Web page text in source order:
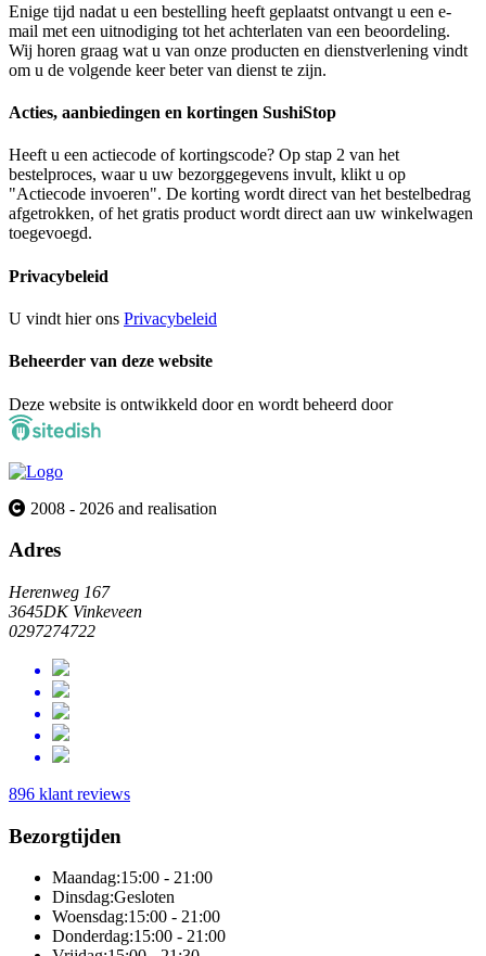
Enige tijd nadat u een bestelling heeft geplaatst ontvangt u een e-
mail met een uitnodiging tot het achterlaten van een beoordeling.
Wij horen graag wat u van onze producten en dienstverlening vindt
om u de volgende keer beter van dienst te zijn.
Acties, aanbiedingen en kortingen SushiStop
Heeft u een actiecode of kortingscode? Op stap 2 van het
bestelproces, waar u uw bezorggegevens invult, klikt u op
"Actiecode invoeren". De korting wordt direct van het bestelbedrag
afgetrokken, of het gratis product wordt direct aan uw winkelwagen
toegevoegd.
Privacybeleid
U vindt hier ons Privacybeleid
Beheerder van deze website
Deze website is ontwikkeld door en wordt beheerd door
2008 - 2026 and realisation
Adres
Herenweg 167
3645DK Vinkeveen
0297274722
896 klant reviews
Bezorgtijden
Maandag:15:00 - 21:00
Dinsdag:Gesloten
Woensdag:15:00 - 21:00
Donderdag:15:00 - 21:00